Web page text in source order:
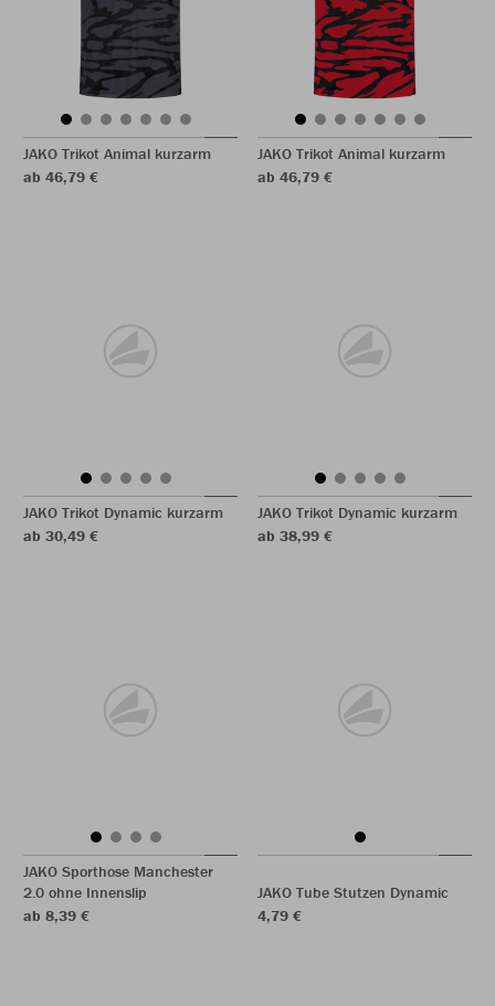
JAKO Trikot Animal kurzarm
ab 46,79 €
JAKO Trikot Animal kurzarm
ab 46,79 €
JAKO Trikot Dynamic kurzarm
ab 30,49 €
JAKO Trikot Dynamic kurzarm
ab 38,99 €
JAKO Sporthose Manchester
2.0 ohne Innenslip
ab 8,39 €
JAKO Tube Stutzen Dynamic
4,79 €